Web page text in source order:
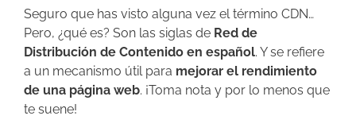
Seguro que has visto alguna vez el término CDN…
Pero, ¿qué es? Son las siglas de Red de
Distribución de Contenido en español. Y se refiere
a un mecanismo útil para mejorar el rendimiento
de una página web. ¡Toma nota y por lo menos que
te suene!